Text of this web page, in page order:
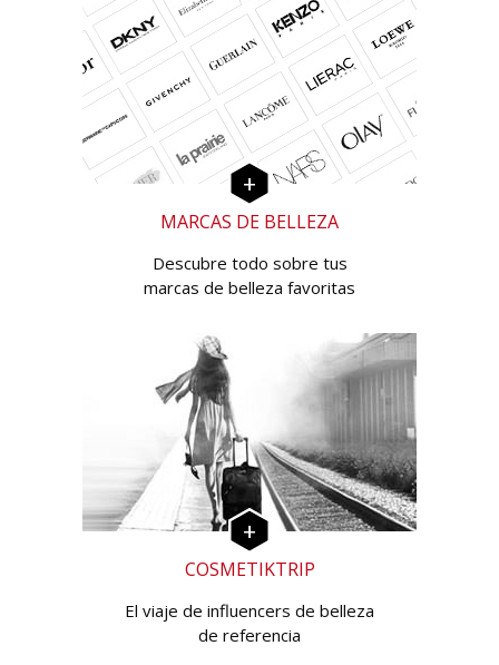
MARCAS DE BELLEZA
Descubre todo sobre tus
marcas de belleza favoritas
COSMETIKTRIP
El viaje de influencers de belleza
de referencia